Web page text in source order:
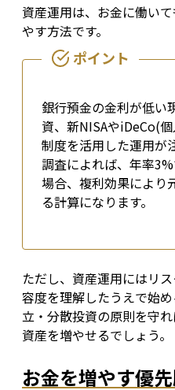
資産運用は、お金に働い
やす方法です。
銀行預金の金利が低い
資、新NISAやiDeCo(
制度を活用した運用が
調査によれば、年率
場合、複利効果により
る計算になります。
ただし、資産運用にはリ
容度を理解したうえで始
立・分散投資の原則を守
資産を増やせるでしょう。
お金を増やす優